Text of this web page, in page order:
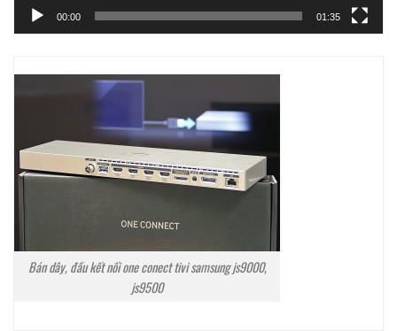
00:00 01:35
Bán dây, đầu kết nối one conect tivi samsung js9000,
js9500